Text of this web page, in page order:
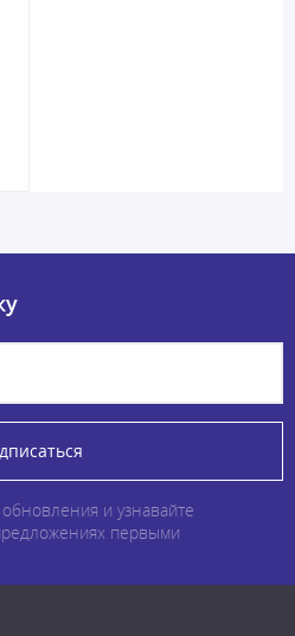
и узнавайте
первыми